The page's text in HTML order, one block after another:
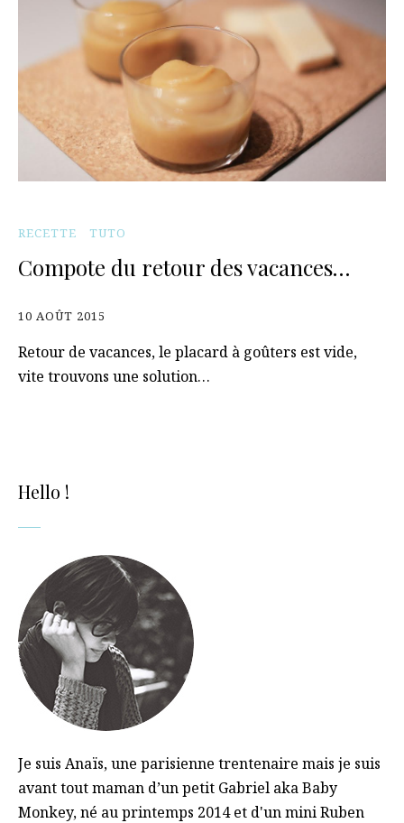
RECETTE TUTO
Compote du retour des vacances…
10 AOÛT 2015
Retour de vacances, le placard à goûters est vide,
vite trouvons une solution…
Hello !
Je suis Anaïs, une parisienne trentenaire mais je suis
avant tout maman d’un petit Gabriel aka Baby
Monkey, né au printemps 2014 et d'un mini Ruben